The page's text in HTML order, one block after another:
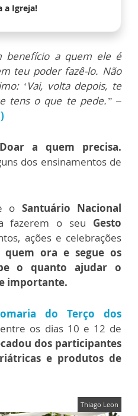
a Igreja!
benefício a quem ele é
teu poder fazê-lo. Não
‘Vai, volta depois, te
tens o que te pede.”–
a quem precisa.
dos ensinamentos de
o Santuário Nacional
fazerem o seu Gesto
ações e celebrações
quem ora e segue os
o quanto ajudar o
importante.
do Terço dos
os dias 10 e 12 de
dos participantes
e produtos de
Thiago Leon